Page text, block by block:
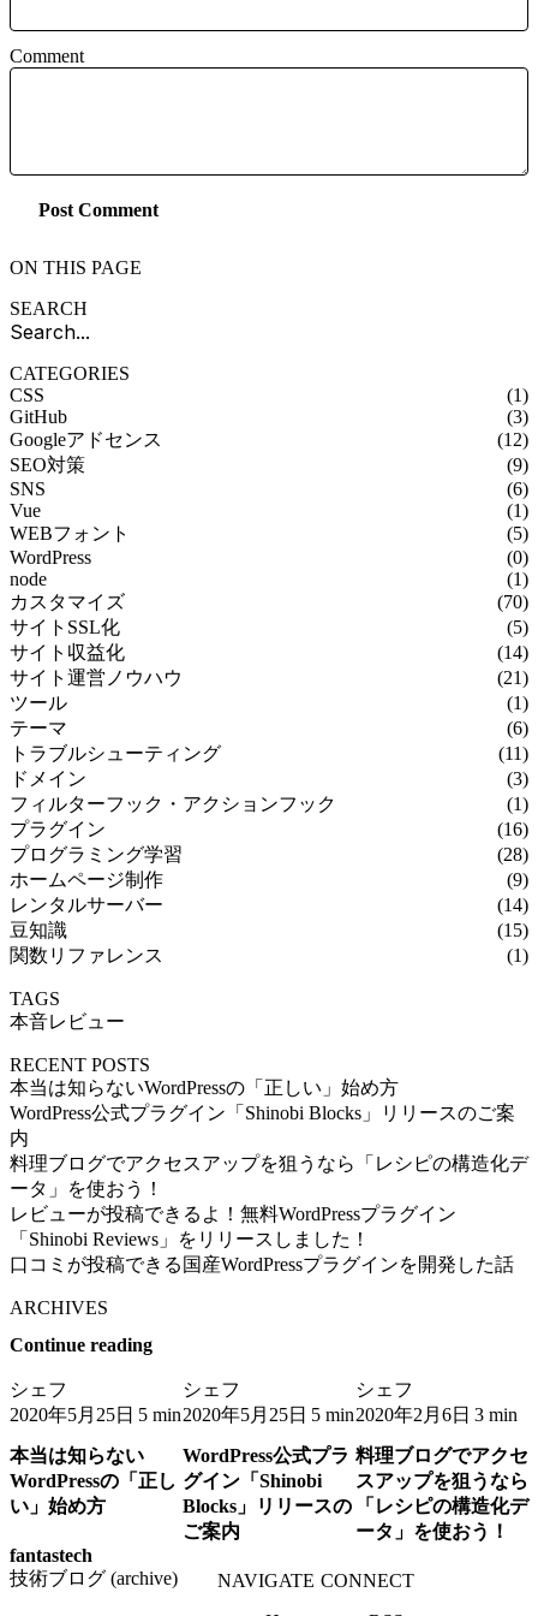
Comment
Post Comment
ON THIS PAGE
SEARCH
CATEGORIES
CSS
(1)
GitHub
(3)
Googleアドセンス
(12)
SEO対策
(9)
SNS
(6)
Vue
(1)
WEBフォント
(5)
WordPress
(0)
node
(1)
カスタマイズ
(70)
サイトSSL化
(5)
サイト収益化
(14)
サイト運営ノウハウ
(21)
ツール
(1)
テーマ
(6)
トラブルシューティング
(11)
ドメイン
(3)
フィルターフック・アクションフック
(1)
プラグイン
(16)
プログラミング学習
(28)
ホームページ制作
(9)
レンタルサーバー
(14)
豆知識
(15)
関数リファレンス
(1)
TAGS
本音レビュー
RECENT POSTS
本当は知らないWordPressの「正しい」始め方
WordPress公式プラグイン「Shinobi Blocks」リリースのご案
内
料理ブログでアクセスアップを狙うなら「レシピの構造化デ
ータ」を使おう！
レビューが投稿できるよ！無料WordPressプラグイン
「Shinobi Reviews」をリリースしました！
口コミが投稿できる国産WordPressプラグインを開発した話
ARCHIVES
Continue reading
シェフ
2020年5月25日 5 min
本当は知らない
WordPressの「正し
い」始め方
シェフ
2020年5月25日 5 min
WordPress公式プラ
グイン「Shinobi
Blocks」リリースの
ご案内
シェフ
2020年2月6日 3 min
料理ブログでアクセ
スアップを狙うなら
「レシピの構造化デ
ータ」を使おう！
fantastech
技術ブログ (archive)
NAVIGATE CONNECT